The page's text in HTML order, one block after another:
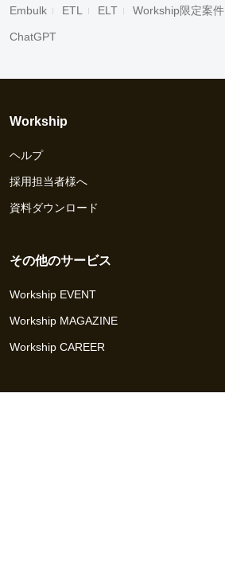
Embulk ETL ELT Workship限定案件
ChatGPT
Workship
ヘルプ
採用担当者様へ
資料ダウンロード
その他のサービス
Workship EVENT
Workship MAGAZINE
Workship CAREER